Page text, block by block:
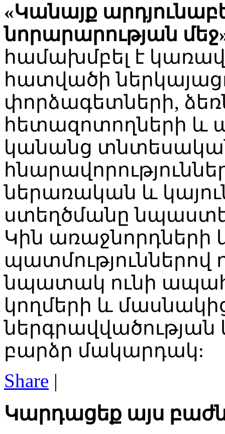
«Կանայք
նորարարության
համախմբել է
հատվածի
փորձագետների,
հետազոտողների և
կանանց
ներառական և
ստեղծմանը
Կին առաջնորդների
պատմություններով
նպատակ ունի
կողմերի և
բարձր մակարդակ:
Share |
Կարդացեք այս